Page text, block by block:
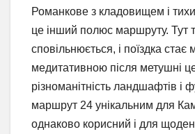
Романкове з кладовищем і
це інший полюс маршруту. Тут
сповільнюється, і поїздка стає
медитативною після метушні
різноманітність ландшафтів і
маршрут 24 унікальним для
однаково корисний і для